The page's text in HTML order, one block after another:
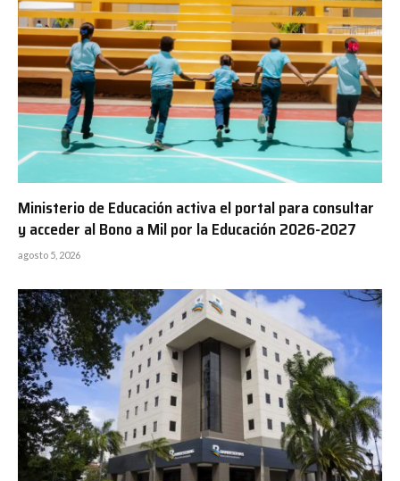
Ministerio de Educación activa el portal para consultar
y acceder al Bono a Mil por la Educación 2026-2027
agosto 5, 2026